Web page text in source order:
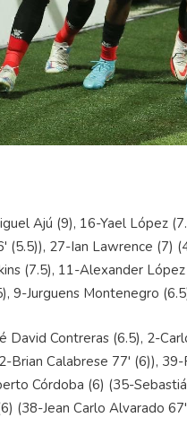
Ajú (9), 16-Yael López
(5.5)), 27-Ian Lawrence (7)
(7.5), 11-Alexander
9-Jurguens Montenegro
David Contreras (6.5), 2-
Brian Calabrese 77' (6)),
Córdoba (6) (35-
(38-Jean Carlo Alvarado